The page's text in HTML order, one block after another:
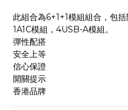
此組合為6+1+1模組組合，包
1A1C模組，4USB-A模組。
彈性配搭
安全上等
信心保證
開關提示
香港品牌